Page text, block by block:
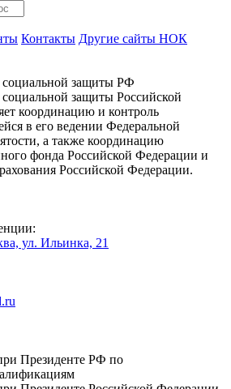
Контакты Другие сайты НОК
социальной защиты РФ
защиты Российской
координацию и контроль
в его ведении Федеральной
а также координацию
фонда Российской Федерации и
Российской Федерации.
ул. Ильинка, 21
Президенте РФ по